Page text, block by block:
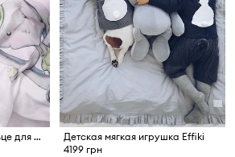
Бамбуковое покрывальце для младенцев Effiki
Детская мягкая игрушка Effiki
4199 грн